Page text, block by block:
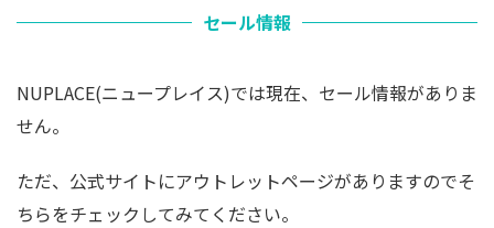
セール情報
NUPLACE(ニュープレイス)では現在、セール情報がありま
せん。
ただ、公式サイトにアウトレットページがありますのでそ
ちらをチェックしてみてください。